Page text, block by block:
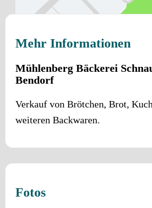
Mehr Informationen
Mühlenberg Bäckerei
Bendorf
Verkauf von Brötchen, Brot,
weiteren Backwaren.
Fotos